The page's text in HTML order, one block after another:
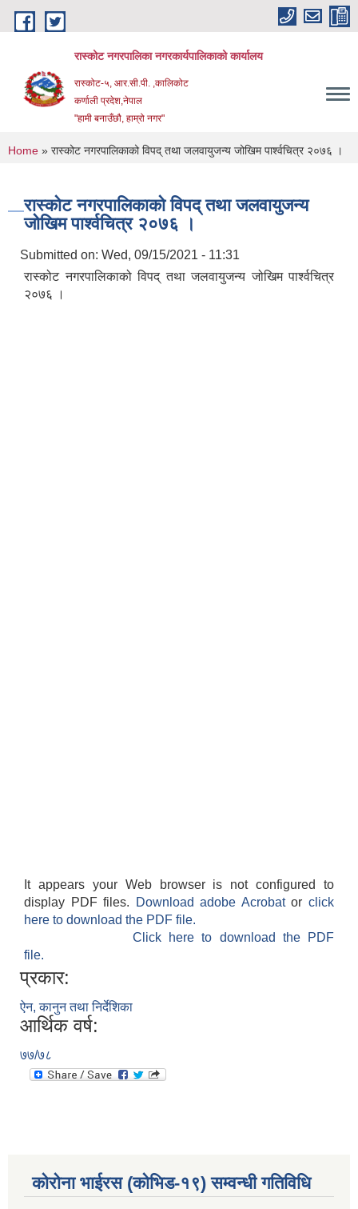
Skip to main content
रास्कोट नगरपालिका नगरकार्यपालिकाको कार्यालय
रास्कोट-५, आर.सी.पी. ,कालिकोट
कर्णाली प्रदेश,नेपाल
"हामी बनाउँछौ, हाम्रो नगर"
You are here
Home » रास्कोट नगरपालिकाको विपद् तथा जलवायुजन्य जोखिम पार्श्वचित्र २०७६ ।
रास्कोट नगरपालिकाको विपद् तथा जलवायुजन्य
जोखिम पार्श्वचित्र २०७६ ।
Submitted on: Wed, 09/15/2021 - 11:31
रास्कोट नगरपालिकाको विपद् तथा जलवायुजन्य जोखिम पार्श्वचित्र
२०७६ ।
It appears your Web browser is not configured to
display PDF files.
Download adobe Acrobatorclick
here to download the PDF file.
Click here to download the PDF
file.
प्रकार:
ऐन, कानुन तथा निर्देशिका
आर्थिक वर्ष:
७७/७८
कोरोना भाईरस (कोभिड-१९) सम्वन्धी गतिविधि